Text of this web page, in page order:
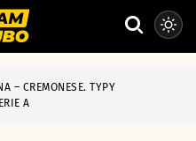
– CREMONESE. TYPY
A